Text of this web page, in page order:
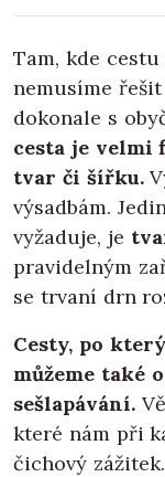
Tam, kde
nemusíme
dokonale s
cesta je
tvar či šířku.
výsadbám.
vyžaduje, je
pravidelným
se trvaní drn
Cesty, po
můžeme také
sešlapávání.
které nám při
čichový